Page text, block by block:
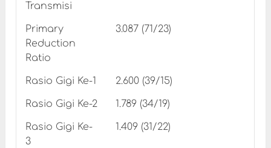
Transmisi
Primary
Reduction
Ratio
3.087 (71/23)
Rasio Gigi Ke-1 2.600 (39/15)
Rasio Gigi Ke-2 1.789 (34/19)
Rasio Gigi Ke-
3
1.409 (31/22)